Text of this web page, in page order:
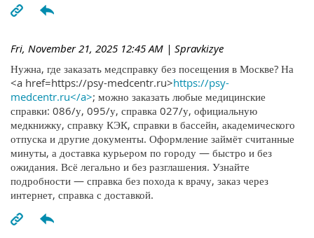
Fri, November 21, 2025 12:45 AM | Spravkizye
Нужна, где заказать медсправку без посещения в Москве? На
<a href=https://psy-medcentr.ru>https://psy-
medcentr.ru</a>; можно заказать любые медицинские
справки: 086/у, 095/у, справка 027/у, официальную
медкнижку, справку КЭК, справки в бассейн, академического
отпуска и другие документы. Оформление займёт считанные
минуты, а доставка курьером по городу — быстро и без
ожидания. Всё легально и без разглашения. Узнайте
подробности — справка без похода к врачу, заказ через
интернет, справка с доставкой.